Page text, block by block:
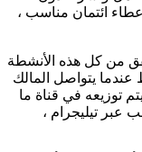
مناسب ،
كل هذه الأنشطة
يتواصل المالك
في قناة ما
،